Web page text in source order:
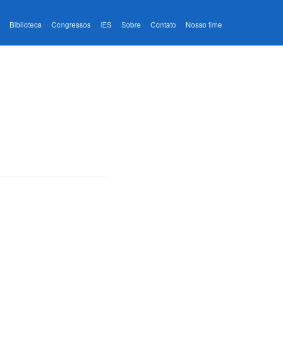
Biblioteca Congressos IES Sobre Contato Nosso time